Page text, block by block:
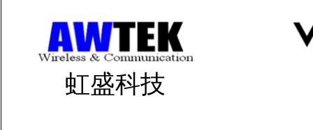
虹盛科技